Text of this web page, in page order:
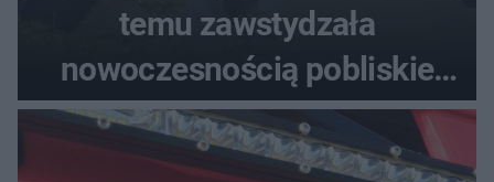
temu zawstydzała
nowoczesnością pobliskie
miasta. Prąd, telefon i
luksusowa auta